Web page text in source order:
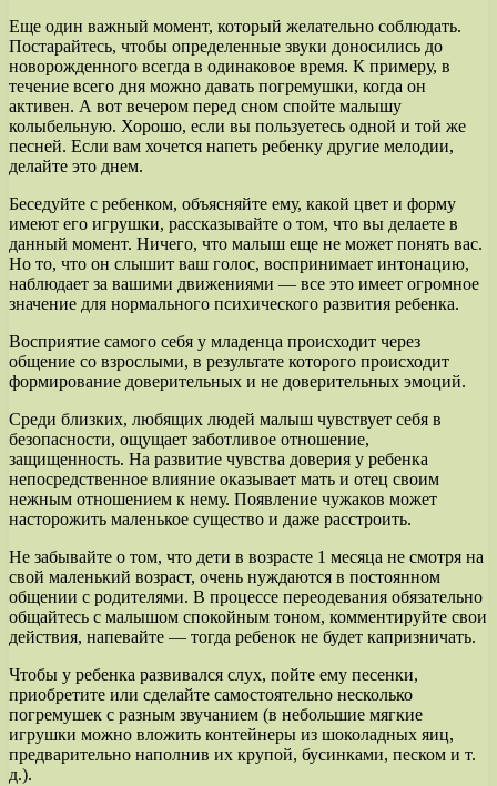
Еще один важный момент, который желательно соблюдать.
Постарайтесь, чтобы определенные звуки доносились до
новорожденного всегда в одинаковое время. К примеру, в
течение всего дня можно давать погремушки, когда он
активен. А вот вечером перед сном спойте малышу
колыбельную. Хорошо, если вы пользуетесь одной и той же
песней. Если вам хочется напеть ребенку другие мелодии,
делайте это днем.
Беседуйте с ребенком, объясняйте ему, какой цвет и форму
имеют его игрушки, рассказывайте о том, что вы делаете в
данный момент. Ничего, что малыш еще не может понять вас.
Но то, что он слышит ваш голос, воспринимает интонацию,
наблюдает за вашими движениями — все это имеет огромное
значение для нормального психического развития ребенка.
Восприятие самого себя у младенца происходит через
общение со взрослыми, в результате которого происходит
формирование доверительных и не доверительных эмоций.
Среди близких, любящих людей малыш чувствует себя в
безопасности, ощущает заботливое отношение,
защищенность. На развитие чувства доверия у ребенка
непосредственное влияние оказывает мать и отец своим
нежным отношением к нему. Появление чужаков может
насторожить маленькое существо и даже расстроить.
Не забывайте о том, что дети в возрасте 1 месяца не смотря на
свой маленький возраст, очень нуждаются в постоянном
общении с родителями. В процессе переодевания обязательно
общайтесь с малышом спокойным тоном, комментируйте свои
действия, напевайте — тогда ребенок не будет капризничать.
Чтобы у ребенка развивался слух, пойте ему песенки,
приобретите или сделайте самостоятельно несколько
погремушек с разным звучанием (в небольшие мягкие
игрушки можно вложить контейнеры из шоколадных яиц,
предварительно наполнив их крупой, бусинками, песком и т.
д.).